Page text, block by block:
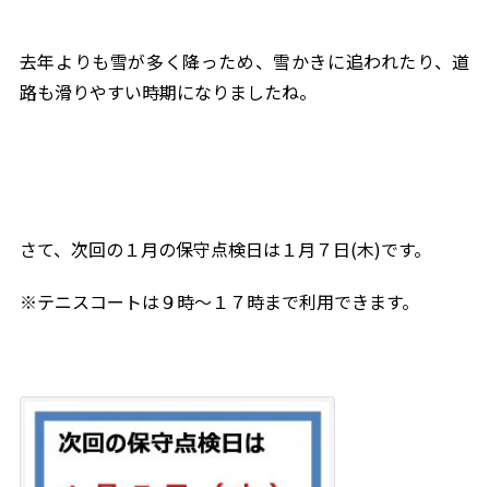
去年よりも雪が多く降っため、雪かきに追われたり、道
路も滑りやすい時期になりましたね。
さて、次回の１月の保守点検日は１月７日(木)です。
※テニスコートは９時～１７時まで利用できます。